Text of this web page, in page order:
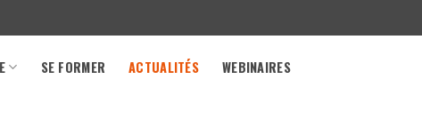
SE FORMER ACTUALITÉS WEBINAIRES